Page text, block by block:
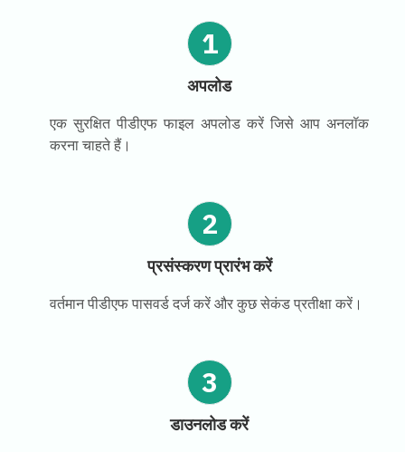
1
अपलोड
एक सुरक्षित पीडीएफ फाइल अपलोड करें जिसे आप अनलॉक
करना चाहते हैं।
2
प्रसंस्करण प्रारंभ करें
वर्तमान पीडीएफ पासवर्ड दर्ज करें और कुछ सेकंड प्रतीक्षा करें।
3
डाउनलोड करें